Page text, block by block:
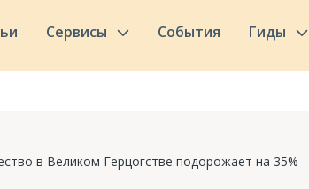
Сервисы События Гиды
в Великом Герцогстве подорожает на 35%